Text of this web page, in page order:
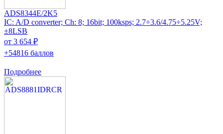
ADS8344E/2K5
IC: A/D converter; Ch: 8; 16bit; 100ksps; 2.7÷3.6/4.75÷5.25V;
±8LSB
от 3 654 ₽
+54816 баллов
Подробнее